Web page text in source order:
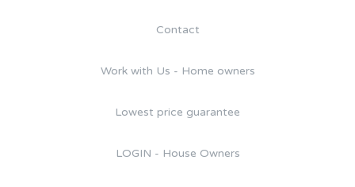
Contact
Work with Us - Home owners
Lowest price guarantee
LOGIN - House Owners